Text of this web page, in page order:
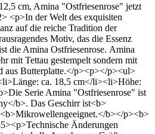
cm, Amina "Ostfriesenrose" jetzt
<p>In der Welt des exquisiten
auf die reiche Tradition der
Motiv, das die Essenz
die Amina Ostfriesenrose. Amina
mit Tettau gestempelt sondern mit
aus Butterplatte.</p><p></p><ul>
ca. 18,5 cm</li><li>Höhe:
Serie Amina "Ostfriesenrose" ist
b>. Das Geschirr ist<b>
b></p><b>
Änderungen